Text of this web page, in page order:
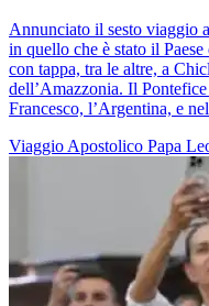
Annunciato il sesto viaggio
in quello che è stato il
con tappa, tra le altre, a
dell’Amazzonia. Il
Francesco, l’Argentina, e
Viaggio Apostolico Papa